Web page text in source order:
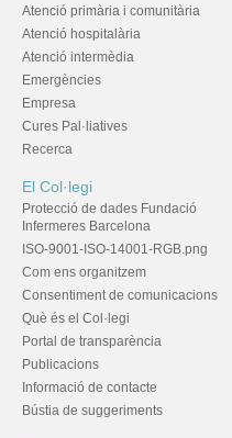
Atenció primària i comunitària
Atenció hospitalària
Atenció intermèdia
Emergències
Empresa
Cures Pal·liatives
Recerca
El Col·legi
Protecció de dades Fundació
Infermeres Barcelona
ISO-9001-ISO-14001-RGB.png
Com ens organitzem
Consentiment de comunicacions
Què és el Col·legi
Portal de transparència
Publicacions
Informació de contacte
Bústia de suggeriments